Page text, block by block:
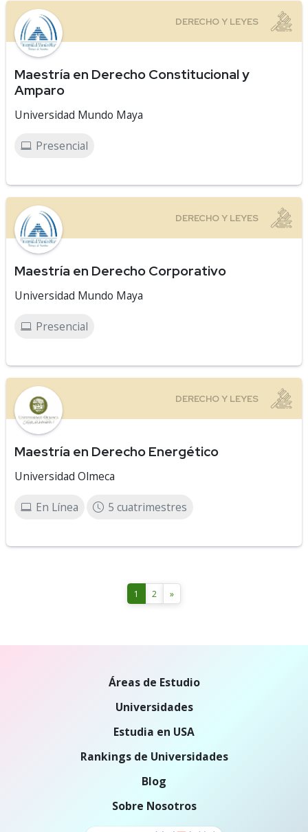
Maestría en Derecho Constitucional y
Amparo
Universidad Mundo Maya
Presencial
Maestría en Derecho Corporativo
Universidad Mundo Maya
Presencial
Maestría en Derecho Energético
Universidad Olmeca
En Línea 5 cuatrimestres
1 2 »
Áreas de Estudio
Universidades
Estudia en USA
Rankings de Universidades
Blog
Sobre Nosotros